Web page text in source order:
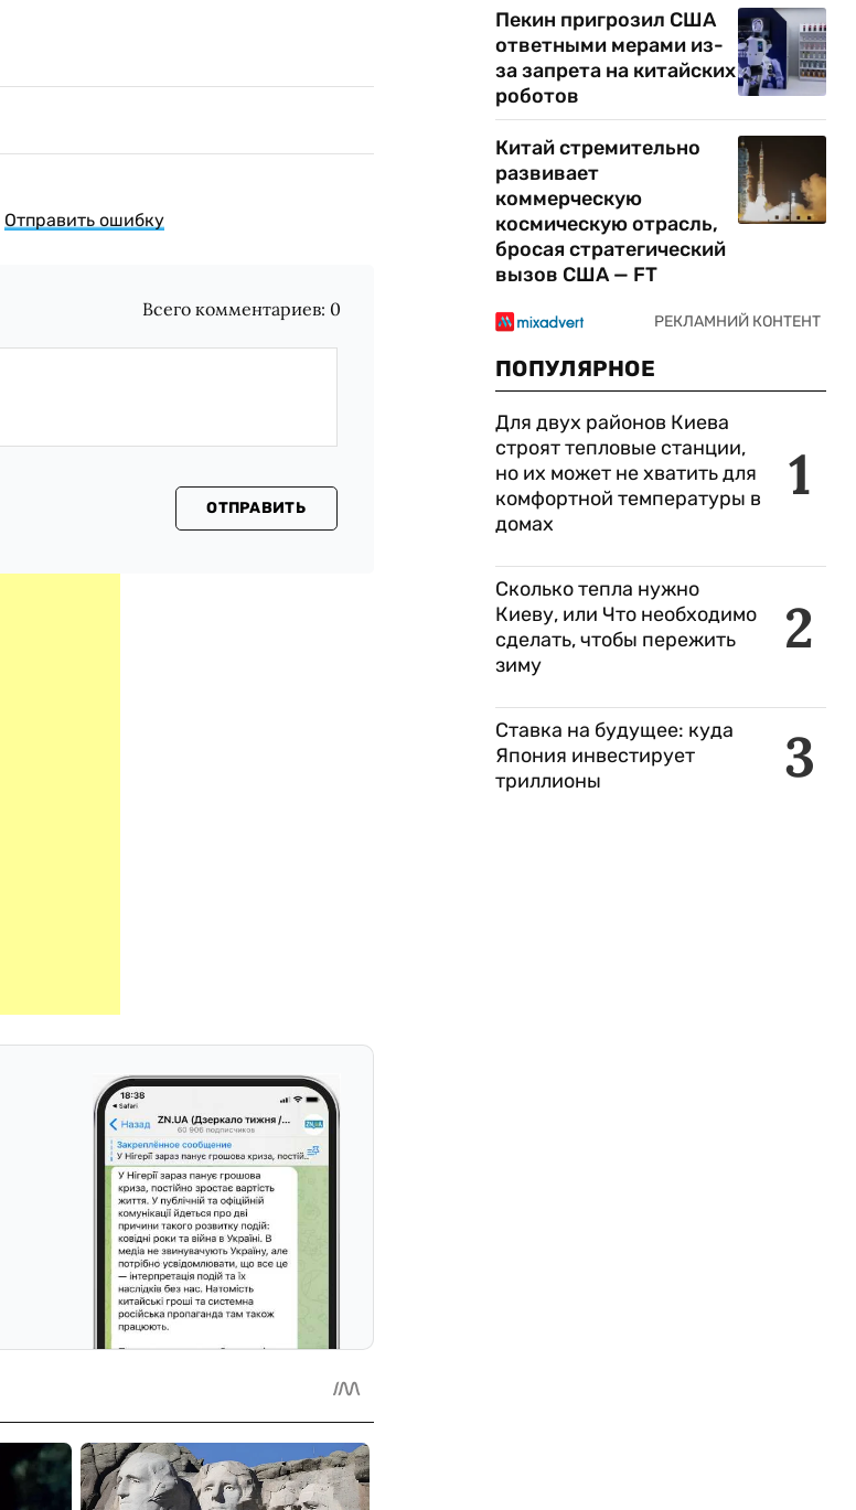
Отправить ошибку
Всего комментариев: 0
ОТПРАВИТЬ
Пекин пригрозил США
ответными мерами из-
за запрета на китайских
роботов
Китай стремительно
развивает
коммерческую
космическую отрасль,
бросая стратегический
вызов США — FT
ПОПУЛЯРНОЕ
1
Для двух районов Киева
строят тепловые станции,
но их может не хватить для
комфортной температуры в
домах
2
Сколько тепла нужно
Киеву, или Что необходимо
сделать, чтобы пережить
зиму
3
Ставка на будущее: куда
Япония инвестирует
триллионы